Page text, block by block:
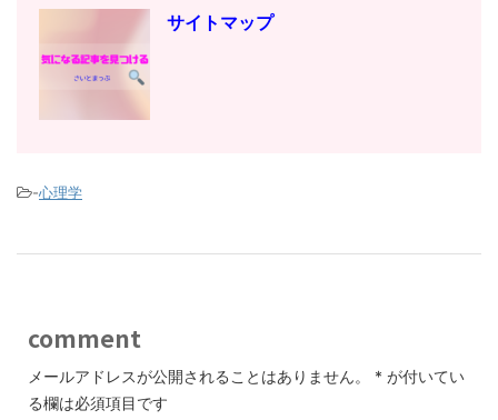
サイトマップ
-心理学
comment
メールアドレスが公開されることはありません。 * が付いてい
る欄は必須項目です